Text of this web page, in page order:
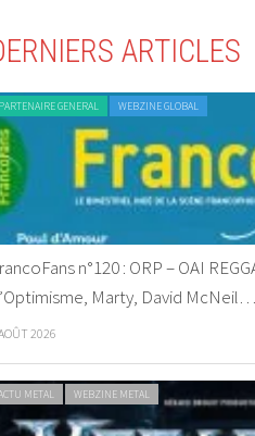
ARTICLES
GENERAL WEBZINE GLOBAL
n°120 : ORP – OAI
Marty, David McNeil…
2026
METAL WEBZINE METAL